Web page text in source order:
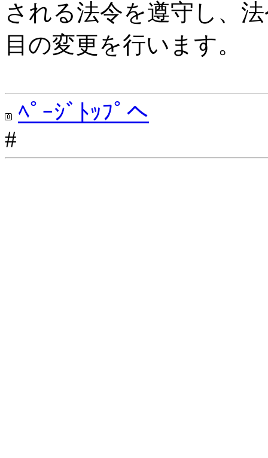
される法令を遵守し、
目の変更を行います。
ﾍﾟｰｼﾞﾄｯﾌﾟへ
#